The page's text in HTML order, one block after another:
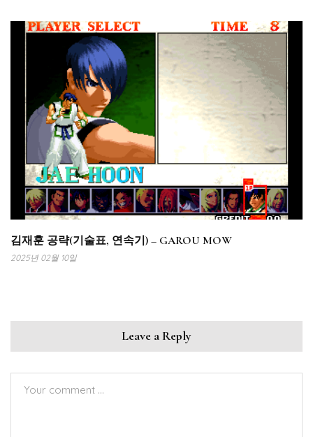
김재훈 공략(기술표, 연속기) – GAROU MOW
2025년 02월 10일
Leave a Reply